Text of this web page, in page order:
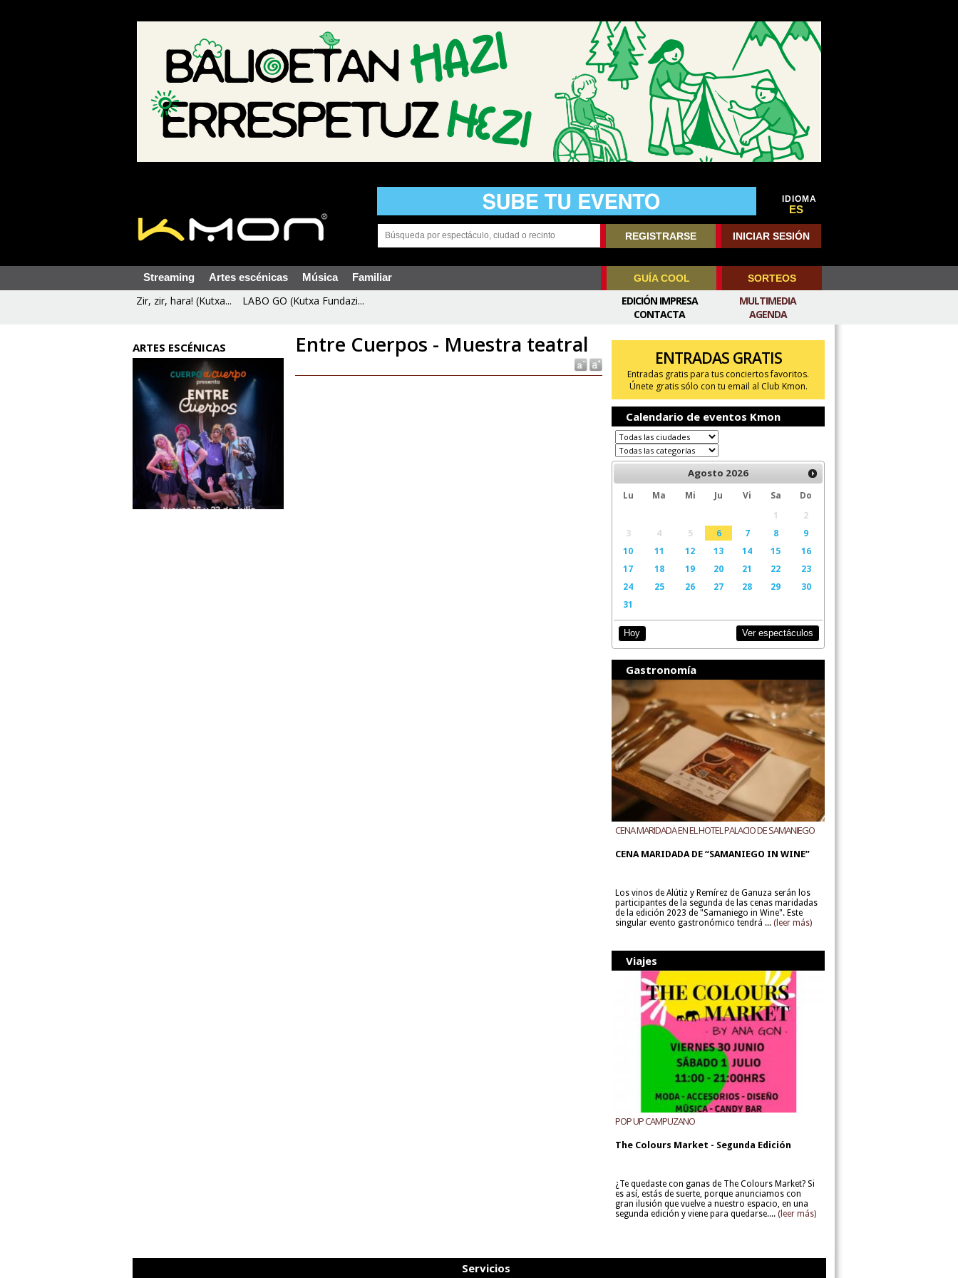
IDIOMA
ES
REGISTRARSE INICIAR SESIÓN
Streaming Artes escénicas Música Familiar GUÍA COOL SORTEOS
Zir, zir, hara! (Kutxa... LABO GO (Kutxa Fundazi...
MULTIMEDIA
AGENDA
EDICIÓN IMPRESA
CONTACTA
ARTES ESCÉNICAS Entre Cuerpos - Muestra teatral
ENTRADAS GRATIS
Entradas gratis para tus conciertos favoritos.
Únete gratis sólo con tu email al Club Kmon.
Calendario de eventos Kmon
Agosto 2026
Lu Ma Mi Ju Vi Sa
Do
1
2
3
4 5 6 7 8
9
10
11 12 13 14 15
16
17
18 19 20 21 22
23
24
25 26 27 28 29
30
31
Hoy Ver espectáculos
Gastronomía
CENA MARIDADA EN EL HOTEL PALACIO DE SAMANIEGO
CENA MARIDADA DE “SAMANIEGO IN WINE”
Los vinos de Alútiz y Remírez de Ganuza serán los
participantes de la segunda de las cenas maridadas
de la edición 2023 de "Samaniego in Wine". Este
singular evento gastronómico tendrá ... (leer más)
Viajes
POP UP CAMPUZANO
The Colours Market - Segunda Edición
¿Te quedaste con ganas de The Colours Market? Si
es así, estás de suerte, porque anunciamos con
gran ilusión que vuelve a nuestro espacio, en una
segunda edición y viene para quedarse.... (leer más)
Servicios